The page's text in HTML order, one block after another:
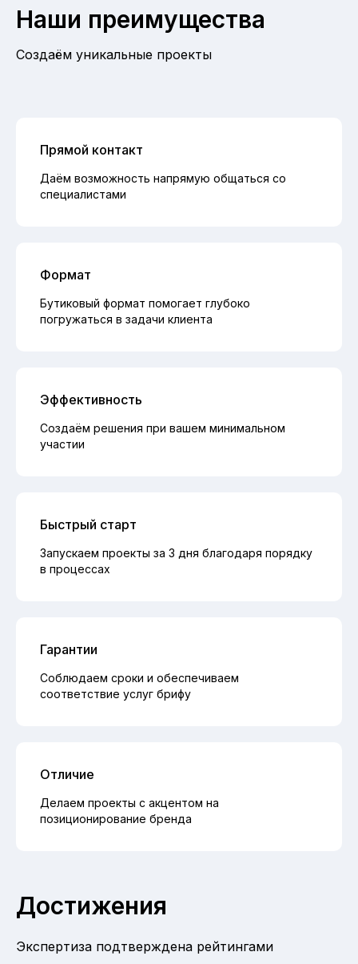
Наши преимущества
Создаём уникальные проекты
Прямой контакт
Даём возможность напрямую общаться со
специалистами
Формат
Бутиковый формат помогает глубоко
погружаться в задачи клиента
Эффективность
Создаём решения при вашем минимальном
участии
Быстрый старт
Запускаем проекты за 3 дня благодаря порядку
в процессах
Гарантии
Соблюдаем сроки и обеспечиваем
соответствие услуг брифу
Отличие
Делаем проекты с акцентом на
позиционирование бренда
Достижения
Экспертиза подтверждена рейтингами